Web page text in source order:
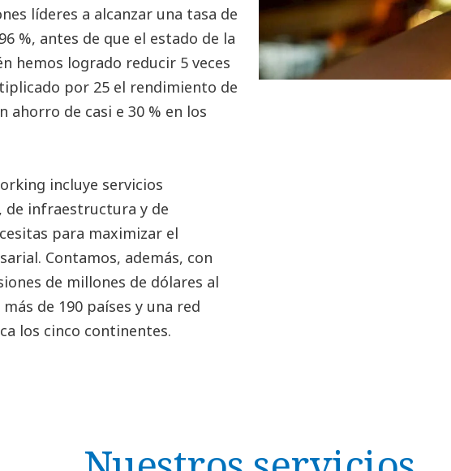
líderes a alcanzar una tasa de
%, antes de que el estado de la
hemos logrado reducir 5 veces
por 25 el rendimiento de
ahorro de casi e 30 % en los
incluye servicios
de infraestructura y de
para maximizar el
Contamos, además, con
de millones de dólares al
de 190 países y una red
los cinco continentes.